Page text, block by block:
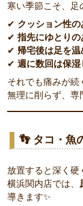
寒い季節こそ、足
✔ クッション性
✔ 指先にゆとり
✔ 帰宅後は足を
✔ 週に数回は保
それでも痛みが続
無理に削らず、専
👣 タコ・魚
放置すると深く硬
横浜関内店では、
導きます✨